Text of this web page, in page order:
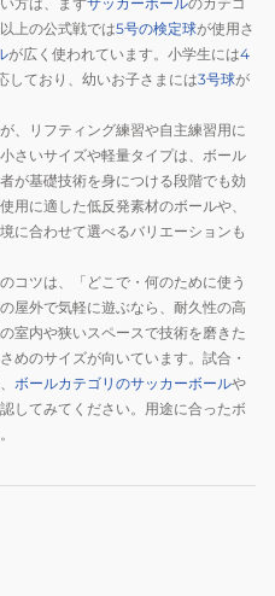
上の公式戦では5号の検定球が使用さ
が広く使われています。小学生には4
しており、幼いお子さまには3号球が
、リフティング練習や自主練習用に
さいサイズや軽量タイプは、ボール
が基礎技術を身につける段階でも効
用に適した低反発素材のボールや、
に合わせて選べるバリエーションも
コツは、「どこで・何のために使う
屋外で気軽に遊ぶなら、耐久性の高
室内や狭いスペースで技術を磨きた
めのサイズが向いています。試合・
ボールカテゴリのサッカーボールや
してみてください。用途に合ったボ